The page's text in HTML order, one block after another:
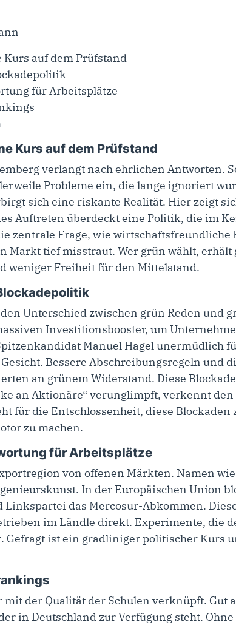
auf dem Prüfstand
für Arbeitsplätze
Kurs auf dem Prüfstand
verlangt nach ehrlichen Antworten.
Probleme ein, die lange ignoriert
sich eine riskante Realität. Hier zeigt
Auftreten überdeckt eine Politik, die im
zentrale Frage, wie
Markt tief misstraut. Wer grün wählt, erhält
weniger Freiheit für den Mittelstand.
Unterschied zwischen grün Reden und
Investitionsbooster, um
Manuel Hagel unermüdlich
Bessere Abschreibungsregeln und
an grünem Widerstand. Diese
an Aktionäre“ verunglimpft, verkennt
für die Entschlossenheit, diese Blockaden
zu machen.
für Arbeitsplätze
von offenen Märkten. Namen
In der Europäischen Union
das Mercosur-Abkommen.
im Ländle direkt. Experimente, die
ist ein gradliniger politischer Kurs
der Qualität der Schulen verknüpft. Gut
in Deutschland zur Verfügung steht.